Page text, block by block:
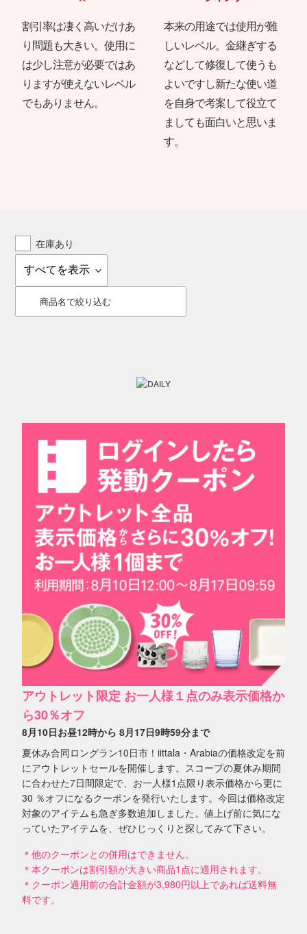
割引率は凄く高いだけあ
り問題も大きい。使用に
は少し注意が必要ではあ
りますが使えないレベル
でもありません。
本来の用途では使用が難
しいレベル。金継ぎする
などして修復して使うも
よいですし新たな使い道
を自身で考案して役立て
ましても面白いと思いま
す。
在庫あり
アウトレット限定 お一人様１点のみ表示価格か
ら30％オフ
8月10日お昼12時から 8月17日9時59分まで
夏休み合同ロングラン10日市！iittala・Arabiaの価格改定を前
にアウトレットセールを開催します。スコープの夏休み期間
に合わせた7日間限定で、お一人様1点限り表示価格から更に
30 ％オフになるクーポンを発行いたします。今回は価格改定
対象のアイテムも急ぎ多数追加しました。値上げ前に気にな
っていたアイテムを、ぜひじっくりと探してみて下さい。
＊他のクーポンとの併用はできません。
＊本クーポンは割引額が大きい商品1点に適用されます。
＊クーポン適用前の合計金額が3,980円以上であれば送料無
料です。